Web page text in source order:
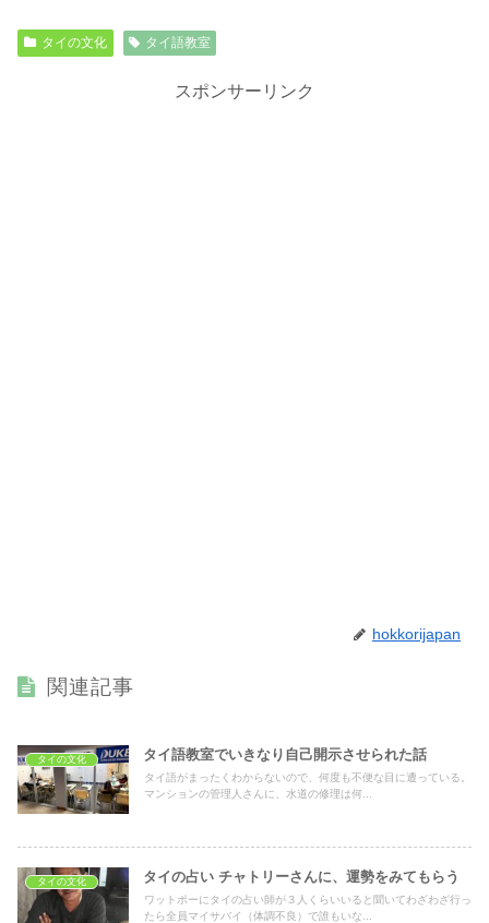
タイの文化 タイ語教室
スポンサーリンク
hokkorijapan
関連記事
タイの文化 タイ語教室でいきなり自己開示させられた話
タイ語がまったくわからないので、何度も不便な目に遭っている。
マンションの管理人さんに、水道の修理は何...
タイの文化 タイの占い チャトリーさんに、運勢をみてもらう
ワットポーにタイの占い師が３人くらいいると聞いてわざわざ行っ
たら全員マイサバイ（体調不良）で誰もいな...